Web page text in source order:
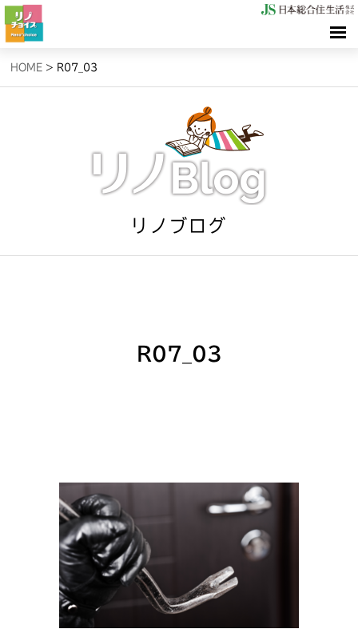
HOME
情報（リノブログ）
HOME > R07_03
リノブログ
R07_03